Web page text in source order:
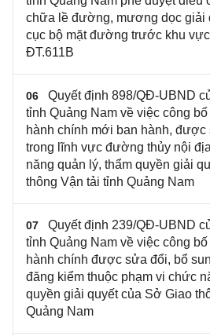
chữa lề đường, mương dọc giải
cục bộ mặt đường trước khu
ĐT.611B
06
Quyết định 898/QĐ-UBND
tỉnh Quảng Nam về việc công
hành chính mới ban hành, được
trong lĩnh vực đường thủy nội
năng quản lý, thẩm quyền giải
thông Vận tải tỉnh Quảng Nam
07
Quyết định 239/QĐ-UBND
tỉnh Quảng Nam về việc công
hành chính được sửa đổi, bổ
đăng kiểm thuộc phạm vi chức
quyền giải quyết của Sở Giao
Quảng Nam